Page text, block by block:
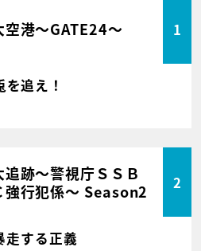
空港～GATE24～ 1
追え！
追跡～警視庁ＳＳＢ
強行犯係～ Season2
2
する正義